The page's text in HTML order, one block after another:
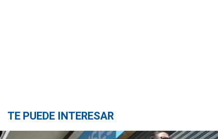
TE PUEDE INTERESAR